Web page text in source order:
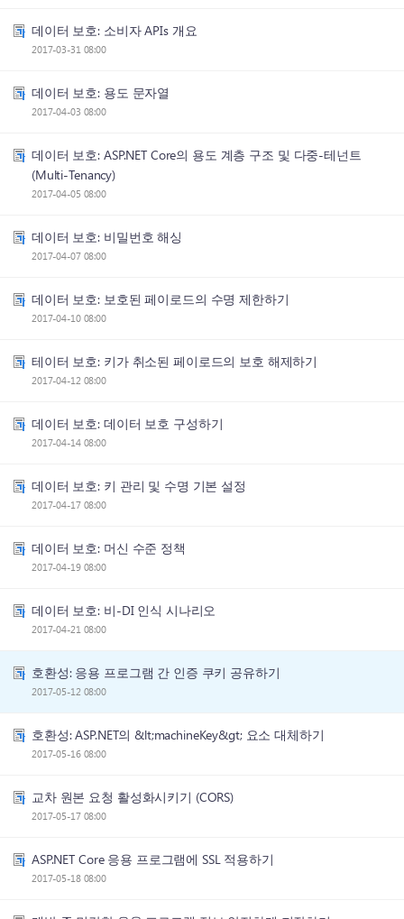
데이터 보호: 소비자 APIs 개요
2017-03-31 08:00
데이터 보호: 용도 문자열
2017-04-03 08:00
데이터 보호: ASP.NET Core의 용도 계층 구조 및 다중-테넌트
(Multi-Tenancy)
2017-04-05 08:00
데이터 보호: 비밀번호 해싱
2017-04-07 08:00
데이터 보호: 보호된 페이로드의 수명 제한하기
2017-04-10 08:00
테이터 보호: 키가 취소된 페이로드의 보호 해제하기
2017-04-12 08:00
데이터 보호: 데이터 보호 구성하기
2017-04-14 08:00
데이터 보호: 키 관리 및 수명 기본 설정
2017-04-17 08:00
데이터 보호: 머신 수준 정책
2017-04-19 08:00
데이터 보호: 비-DI 인식 시나리오
2017-04-21 08:00
호환성: 응용 프로그램 간 인증 쿠키 공유하기
2017-05-12 08:00
호환성: ASP.NET의 &lt;machineKey&gt; 요소 대체하기
2017-05-16 08:00
교차 원본 요청 활성화시키기 (CORS)
2017-05-17 08:00
ASP.NET Core 응용 프로그램에 SSL 적용하기
2017-05-18 08:00